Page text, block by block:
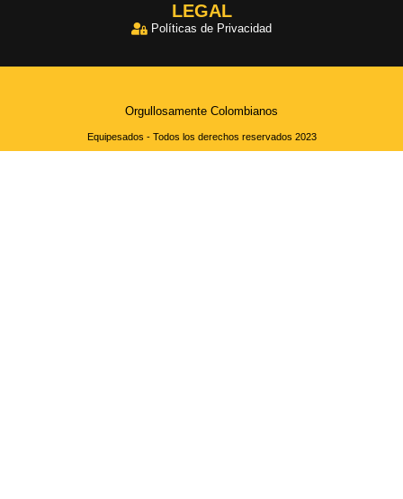
LEGAL
Políticas de Privacidad
Orgullosamente Colombianos
Equipesados - Todos los derechos reservados 2023